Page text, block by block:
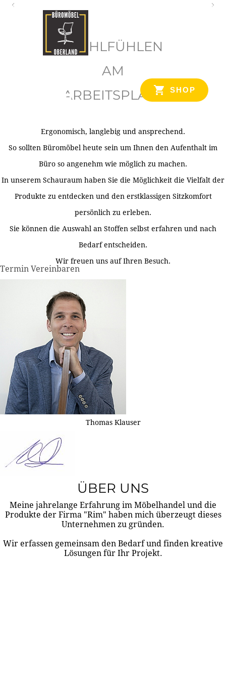
SHOP
WOHLFÜHLEN
AM
ARBEITSPLATZ
Ergonomisch, langlebig und ansprechend.
So sollten Büromöbel heute sein um Ihnen den Aufenthalt im
Büro so angenehm wie möglich zu machen.
In unserem Schauraum haben Sie die Möglichkeit die Vielfalt der
Produkte zu entdecken und den erstklassigen Sitzkomfort
persönlich zu erleben.
Sie können die Auswahl an Stoffen selbst erfahren und nach
Bedarf entscheiden.
Wir freuen uns auf Ihren Besuch.
Termin Vereinbaren
Thomas Klauser
ÜBER UNS
Meine jahrelange Erfahrung im Möbelhandel und die
Produkte der Firma "Rim" haben mich überzeugt dieses
Unternehmen zu gründen.
Wir erfassen gemeinsam den Bedarf und finden kreative
Lösungen für Ihr Projekt.